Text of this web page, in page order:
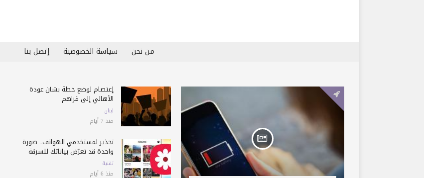
من نحن سياسة الخصوصية إتصل بنا
إعتصام لوضع خطة بشأن عودة
الأهالي إلى قراهم
لبنان
منذ 7 أيام
تحذير لمستخدمي الهواتف.. صورة
واحدة قد تعرّض بياناتك للسرقة
تقنية
منذ 6 أيام